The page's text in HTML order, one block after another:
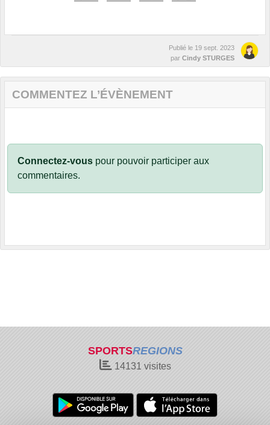
Publié le 19 sept. 2023
par Cindy STURGES
COMMENTEZ L’ÉVÈNEMENT
Connectez-vous pour pouvoir participer aux
commentaires.
SPORTSREGIONS
14131 visites